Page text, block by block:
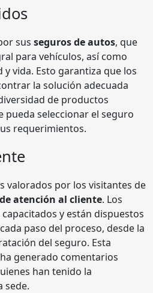
sus seguros de autos, que
para vehículos, así como
y vida. Esto garantiza que los
la solución adecuada
de productos
pueda seleccionar el seguro
requerimientos.
valorados por los visitantes de
atención al cliente. Los
y están dispuestos
paso del proceso, desde la
del seguro. Esta
generado comentarios
han tenido la
sede.